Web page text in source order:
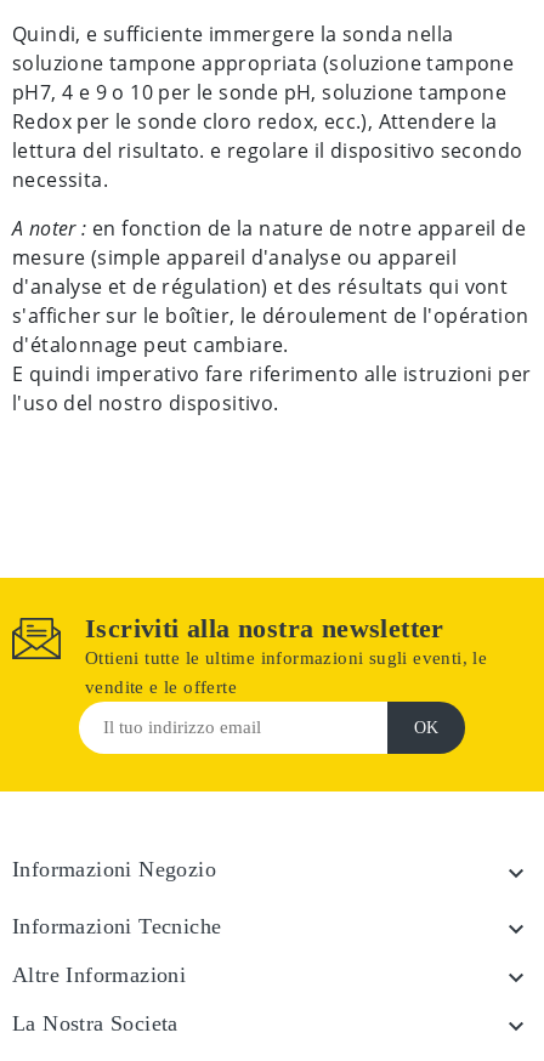
Quindi, e sufficiente immergere la sonda nella
soluzione tampone appropriata (soluzione tampone
pH7, 4 e 9 o 10 per le sonde pH, soluzione tampone
Redox per le sonde cloro redox, ecc.), Attendere la
lettura del risultato. e regolare il dispositivo secondo
necessita.
A noter : en fonction de la nature de notre appareil de
mesure (simple appareil d'analyse ou appareil
d'analyse et de régulation) et des résultats qui vont
s'afficher sur le boîtier, le déroulement de l'opération
d'étalonnage peut cambiare.
E quindi imperativo fare riferimento alle istruzioni per
l'uso del nostro dispositivo.
Iscriviti alla nostra newsletter
Ottieni tutte le ultime informazioni sugli eventi, le
vendite e le offerte
Informazioni Negozio 
Informazioni Tecniche 
Altre Informazioni 
La Nostra Societa 